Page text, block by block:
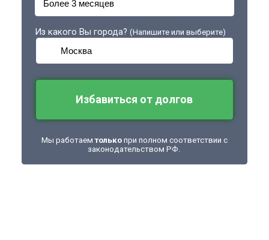
Из какого Вы города?(Напишите или выберите)
Избавиться от долгов
Мы работаемтолькопри полном соответствии с
законодательством РФ.